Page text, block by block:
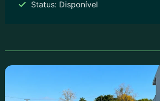
Status: Disponível